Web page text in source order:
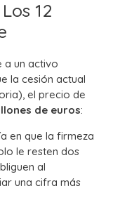
12
a un activo
la cesión actual
el precio de
de euros:
en que la firmeza
le resten dos
al
una cifra más